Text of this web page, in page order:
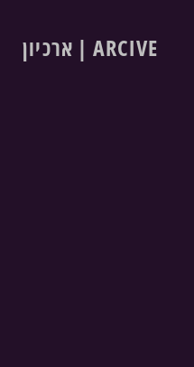
ארכיון | ARCIVE